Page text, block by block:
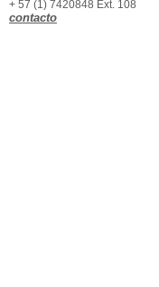
+ 57 (1) 7420848 Ext. 108
contacto